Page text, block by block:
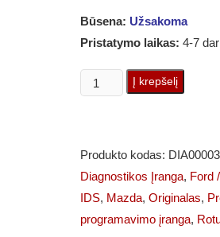
Būsena: Užsakoma
Pristatymo laikas: 4-7
produkto
kiekis:
profesionali
diagnostikos
&
Į krepšelį
Produkto kodas:
Diagnostikos Įranga, Ford
IDS, Mazda, Originalas,
programavimo įranga,